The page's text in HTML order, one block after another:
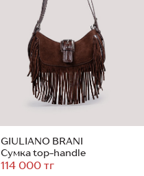
GIULIANO BRANI
Сумка top-handle
114 000 тг